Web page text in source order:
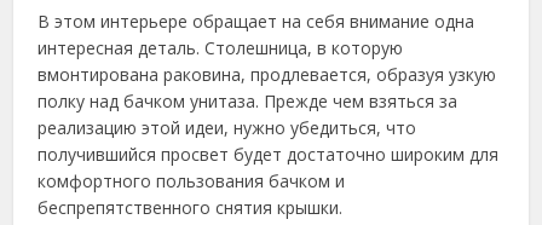
В этом интерьере обращает на себя внимание одна
интересная деталь. Столешница, в которую
вмонтирована раковина, продлевается, образуя узкую
полку над бачком унитаза. Прежде чем взяться за
реализацию этой идеи, нужно убедиться, что
получившийся просвет будет достаточно широким для
комфортного пользования бачком и
беспрепятственного снятия крышки.